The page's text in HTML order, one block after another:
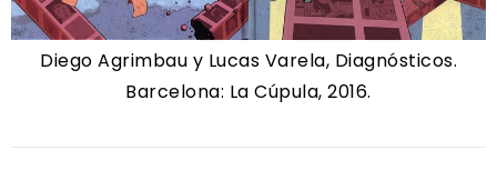
Diego Agrimbau y Lucas Varela, Diagnósticos.
Barcelona: La Cúpula, 2016.